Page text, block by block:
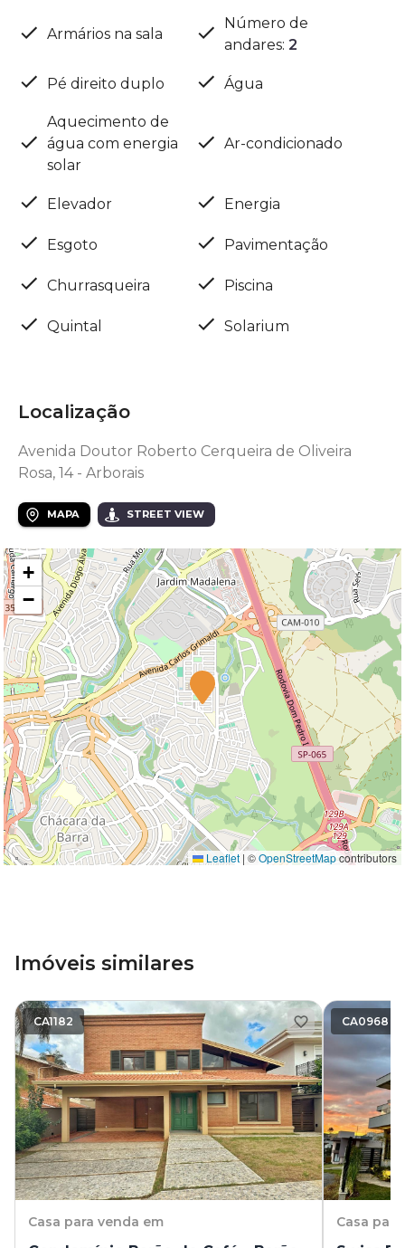
Armários na sala
Número de
andares: 2
Pé direito duplo Água
Aquecimento de
água com energia
solar
Ar-condicionado
Elevador Energia
Esgoto Pavimentação
Churrasqueira Piscina
Quintal Solarium
Localização
Avenida Doutor Roberto Cerqueira de Oliveira
Rosa, 14 - Arborais
MAPA STREET VIEW
+
−
Leaflet | ©OpenStreetMapcontributors
Imóveis similares
CA1182
Casa para venda em
CA0968
Casa